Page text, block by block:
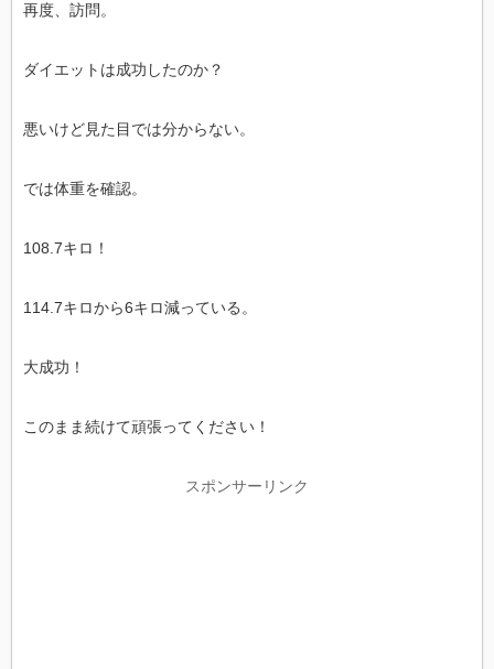
再度、訪問。
ダイエットは成功したのか？
悪いけど見た目では分からない。
では体重を確認。
108.7キロ！
114.7キロから6キロ減っている。
大成功！
このまま続けて頑張ってください！
スポンサーリンク